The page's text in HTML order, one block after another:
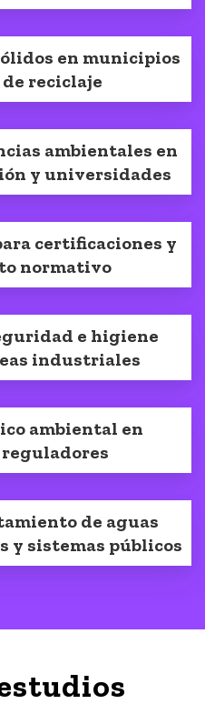
en municipios
de reciclaje
ambientales en
y universidades
certificaciones y
normativo
e higiene
industriales
ambiental en
de aguas
y sistemas públicos